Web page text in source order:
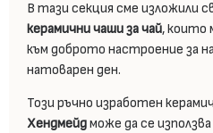
В тази секция сме изложили
керамични чаши за чай, които
към доброто настроение за
натоварен ден.
Този ръчно изработен
Хендмейд може да се